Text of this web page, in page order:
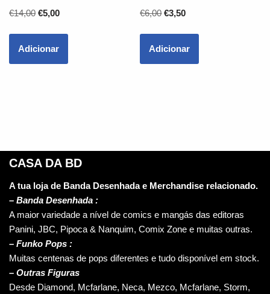
€14,00 €5,00
Adicionar
€6,00 €3,50
Adicionar
CASA DA BD
A tua loja de Banda Desenhada e Merchandise relacionado.
– Banda Desenhada :
A maior variedade a nível de comics e mangás das editoras
Panini, JBC, Pipoca & Nanquim, Comix Zone e muitas outras.
– Funko Pops :
Muitas centenas de pops diferentes e tudo disponível em stock.
– Outras Figuras
Desde Diamond, Mcfarlane, Neca, Mezco, Mcfarlane, Storm,